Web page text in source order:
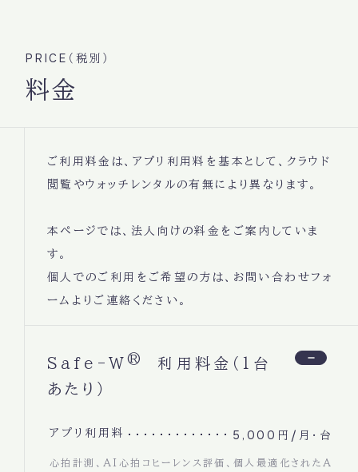
PRICE（税別）
料金
ご利用料金は、アプリ利用料を基本として、クラウド
閲覧やウォッチレンタルの有無により異なります。
本ページでは、法人向けの料金をご案内していま
す。
個人でのご利用をご希望の方は、お問い合わせフォ
ームよりご連絡ください。
Safe-W ®
利用料金（1台
あたり）
アプリ利用料 5,000円/月・台
心拍計測、AI心拍コヒーレンス評価、個人最適化されたA